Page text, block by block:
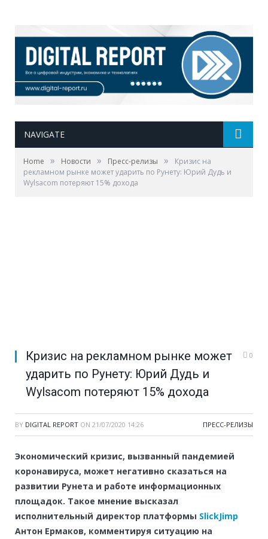
NAVIGATE
Home » Новости » Пресс-релизы »
Кризис на
рекламном рынке может ударить по Рунету: Юрий Дудь и
Wylsacom потеряют 15% дохода
Кризис на рекламном рынке может
ударить по Рунету: Юрий Дудь и
Wylsacom потеряют 15% дохода
0
BY DIGITAL REPORT ON 21/07/2020 14:26 ПРЕСС-РЕЛИЗЫ
Экономический кризис, вызванный пандемией
коронавируса, может негативно сказаться на
развитии Рунета и работе информационных
площадок. Такое мнение высказал
исполнительный директор платформы SlickJimp
Антон Ермаков, комментируя ситуацию на